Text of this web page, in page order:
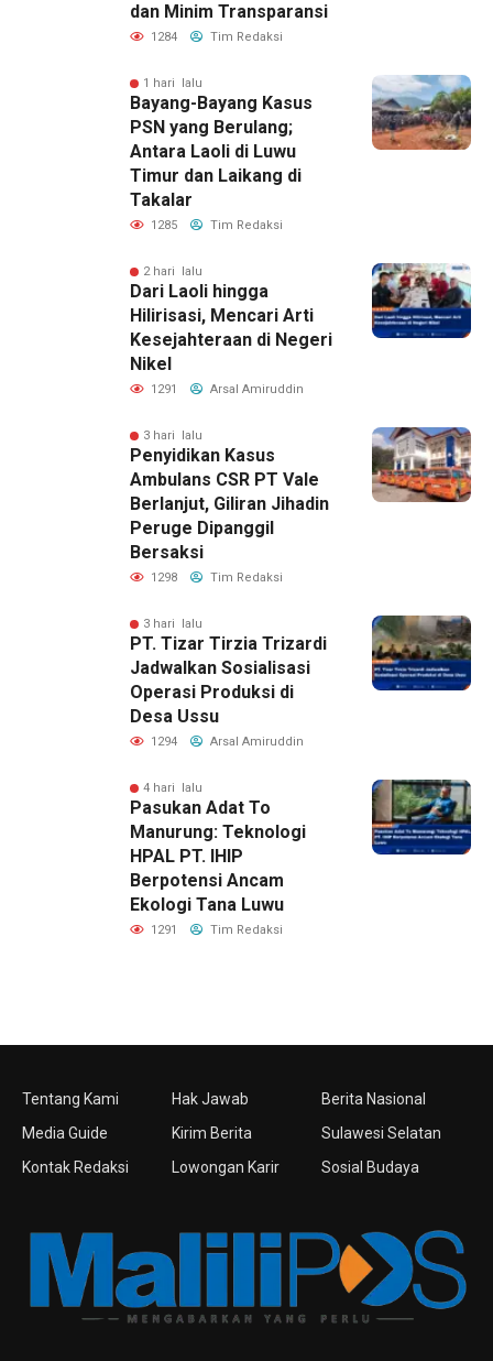
dan Minim Transparansi
1284 Tim Redaksi
1 hari lalu
Bayang-Bayang Kasus
PSN yang Berulang;
Antara Laoli di Luwu
Timur dan Laikang di
Takalar
1285 Tim Redaksi
2 hari lalu
Dari Laoli hingga
Hilirisasi, Mencari Arti
Kesejahteraan di Negeri
Nikel
1291 Arsal Amiruddin
3 hari lalu
Penyidikan Kasus
Ambulans CSR PT Vale
Berlanjut, Giliran Jihadin
Peruge Dipanggil
Bersaksi
1298 Tim Redaksi
3 hari lalu
PT. Tizar Tirzia Trizardi
Jadwalkan Sosialisasi
Operasi Produksi di
Desa Ussu
1294 Arsal Amiruddin
4 hari lalu
Pasukan Adat To
Manurung: Teknologi
HPAL PT. IHIP
Berpotensi Ancam
Ekologi Tana Luwu
1291 Tim Redaksi
Tentang Kami
Media Guide
Kontak Redaksi
Hak Jawab
Kirim Berita
Lowongan Karir
Berita Nasional
Sulawesi Selatan
Sosial Budaya